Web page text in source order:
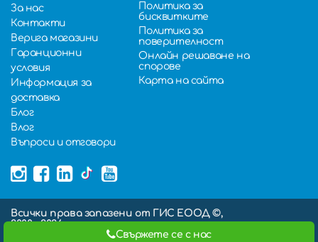
За нас
Контакти
Верига магазини
Гаранционни
условия
Информация за
доставка
Блог
Влог
Въпроси и отговори
Политика за
бисквитките
Политика за
поверителност
Онлайн решаване на
спорове
Карта на сайта
Всички права запазени от ГИС ЕООД ©,
2000 - 2026,
Изработка на онлайн магазин: Hopix IT
Свържете се с нас